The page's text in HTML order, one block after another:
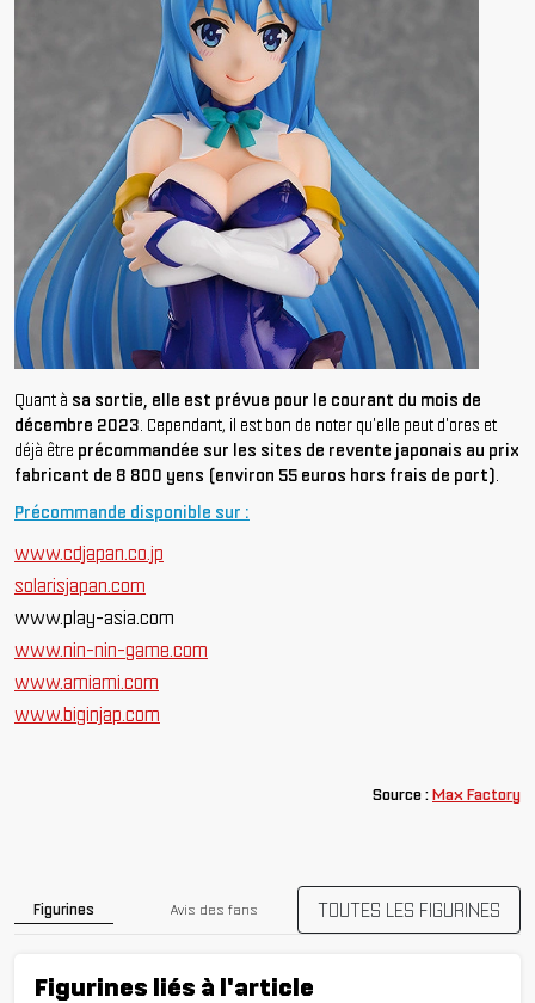
Quant à sa sortie, elle est prévue pour le courant du mois de
décembre 2023. Cependant, il est bon de noter qu'elle peut d'ores et
déjà être précommandée sur les sites de revente japonais au prix
fabricant de 8 800 yens (environ 55 euros hors frais de port).
Précommande disponible sur :
www.cdjapan.co.jp
solarisjapan.com
www.play-asia.com
www.nin-nin-game.com
www.amiami.com
www.biginjap.com
Source :Max Factory
Figurines Avis des fans TOUTES LES FIGURINES
Figurines liés à l'article